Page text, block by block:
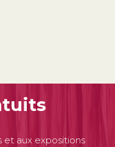
et aux expositions